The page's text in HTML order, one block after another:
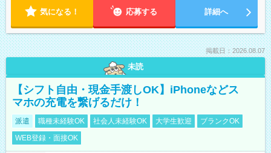
気になる！ 応募する 詳細へ
掲載日：2026.08.07
未読
【シフト自由・現金手渡しOK】iPhoneなどス
マホの充電を繋げるだけ！
派遣 職種未経験OK 社会人未経験OK 大学生歓迎
ブランクOK
WEB登録・面接OK